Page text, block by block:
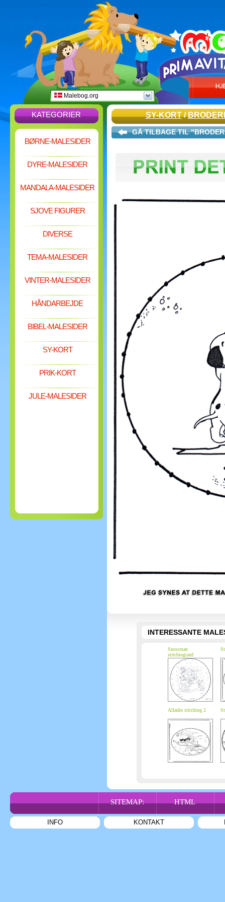
Malebog.org
KATEGORIER
BØRNE-MALESIDER
DYRE-MALESIDER
MANDALA-MALESIDER
SJOVE FIGURER
DIVERSE
TEMA-MALESIDER
VINTER-MALESIDER
HÅNDARBEJDE
BIBEL-MALESIDER
SY-KORT
PRIK-KORT
JULE-MALESIDER
SY-KORT/
GÅ TILBAGE TIL
INTERESSANTE
Snowman
stitchingcard
Alladin stitching 2
SITEMAP: HTML
INFO KONTAKT